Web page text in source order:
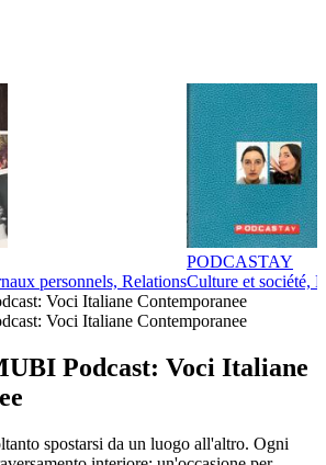
personnels, Relations
PODCASTAY
Culture et société,
Voci Italiane Contemporanee
Voci Italiane Contemporanee
Podcast: Voci Italiane
spostarsi da un luogo all'altro. Ogni